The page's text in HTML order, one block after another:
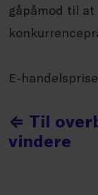
gåpåmod til
E-
⇐ Til
vindere